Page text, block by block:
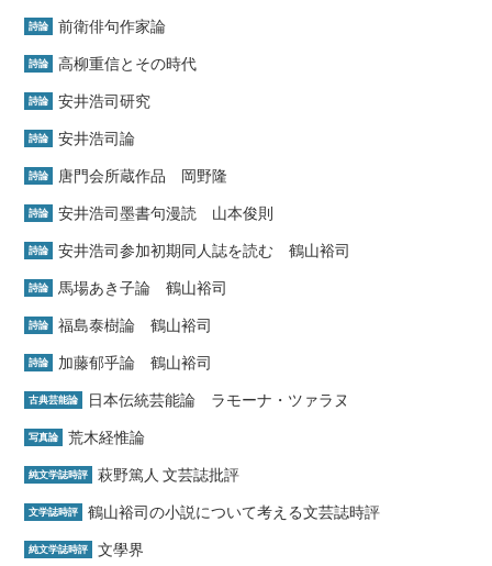
詩論 前衛俳句作家論
詩論 高柳重信とその時代
詩論 安井浩司研究
詩論 安井浩司論
詩論 唐門会所蔵作品 岡野隆
詩論 安井浩司墨書句漫読 山本俊則
詩論 安井浩司参加初期同人誌を読む 鶴山裕司
詩論 馬場あき子論 鶴山裕司
詩論 福島泰樹論 鶴山裕司
詩論 加藤郁乎論 鶴山裕司
古典芸能論 日本伝統芸能論 ラモーナ・ツァラヌ
写真論 荒木経惟論
純文学誌時評 萩野篤人 文芸誌批評
文学誌時評 鶴山裕司の小説について考える文芸誌時評
純文学誌時評 文學界